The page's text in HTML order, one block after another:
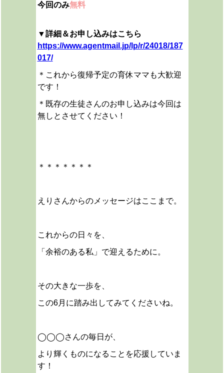
今回のみ無料
▼詳細＆お申し込みはこちら
https://www.agentmail.jp/lp/r/24018/187
017/
＊これから復帰予定の育休ママも大歓迎
です！
＊既存の生徒さんのお申し込みは今回は
無しとさせてください！
＊＊＊＊＊＊＊
えりさんからのメッセージはここまで。
これからの日々を、
「余裕のある私」で迎えるために。
その大きな一歩を、
この6月に踏み出してみてくださいね。
◯◯◯さんの毎日が、
より輝くものになることを応援していま
す！